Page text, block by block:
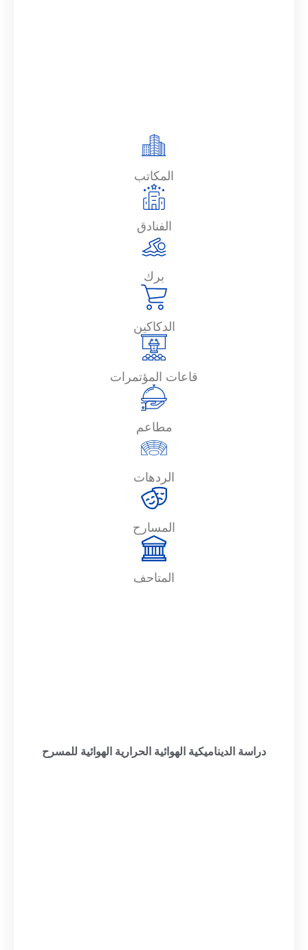
المكاتب
الفنادق
برك
الدكاكين
قاعات المؤتمرات
مطاعم
الردهات
المسارح
المتاحف
دراسة الديناميكية الهوائية الحرارية الهوائية للمسرح